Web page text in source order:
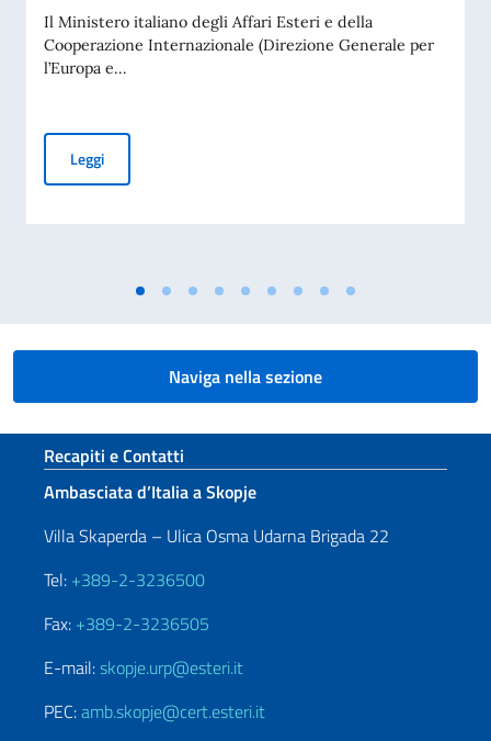
Il Ministero italiano degli Affari Esteri e della
Cooperazione Internazionale (Direzione Generale per
l’Europa e...
LeggiBando Balcani 2026. Chiusura candidature: 30 settembre
Naviga nella sezione
Sezione footer
Recapiti e Contatti
Ambasciata d’Italia a Skopje
Villa Skaperda – Ulica Osma Udarna Brigada 22
Tel: +389-2-3236500
Fax: +389-2-3236505
E-mail:skopje.urp@esteri.it
PEC:amb.skopje@cert.esteri.it